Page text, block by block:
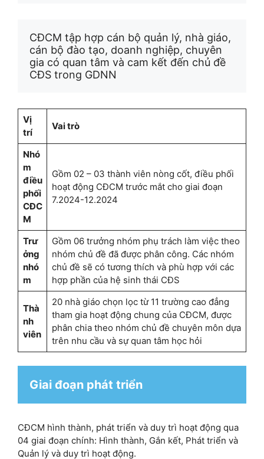
CĐCM tập hợp cán bộ quản lý, nhà giáo,
cán bộ đào tạo, doanh nghiệp, chuyên
gia có quan tâm và cam kết đến chủ đề
CĐS trong GDNN
Vị
trí
Vai trò
Nhó
m
điều
phối
CĐC
M
Gồm 02 – 03 thành viên nòng cốt, điều phối
hoạt động CĐCM trước mắt cho giai đoạn
7.2024-12.2024
Trư
ởng
nhó
m
Gồm 06 trưởng nhóm phụ trách làm việc theo
nhóm chủ đề đã được phân công. Các nhóm
chủ đề sẽ có tương thích và phù hợp với các
hợp phần của hệ sinh thái CĐS
Thà
nh
viên
20 nhà giáo chọn lọc từ 11 trường cao đẳng
tham gia hoạt động chung của CĐCM, được
phân chia theo nhóm chủ đề chuyên môn dựa
trên nhu cầu và sự quan tâm học hỏi
Giai đoạn phát triển
CĐCM hình thành, phát triển và duy trì hoạt động qua
04 giai đoạn chính: Hình thành, Gắn kết, Phát triển và
Quản lý và duy trì hoạt động.